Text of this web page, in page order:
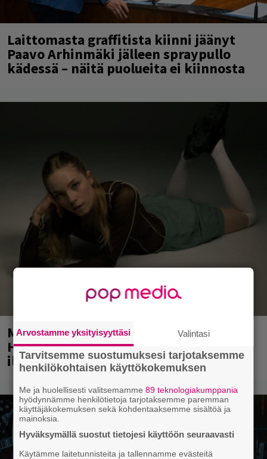
Laittomasta graffitista kiinni jäänyt
Paavo Arhinmäki jälleen spraypullo
kädessä – näitä puolueita ei kiinnosta
Mainio ohjelmatoimisto juhlii
Helsingissä 10-vuotista taivaltaan –
ilmaistapahtumassa loistoesiintyjät
Arvostamme yksityisyyttäsi Valintasi
Tarvitsemme suostumuksesi tarjotaksemme
henkilökohtaisen käyttökokemuksen
Me ja huolellisesti valitsemamme89 teknologiakumppania
hyödynnämme henkilötietoja tarjotaksemme paremman
käyttäjäkokemuksen sekä kohdentaaksemme sisältöä ja
mainoksia.
Hyväksymällä suostut tietojesi käyttöön seuraavasti
Käytämme laitetunnisteita ja tallennamme evästeitä